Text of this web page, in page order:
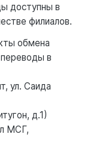
доступны в
филиалов.
обмена
в
ул. Саида
д.1)
МСГ,